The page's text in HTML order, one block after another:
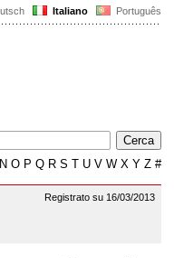
Italiano Português
N O P Q R S T U V W X Y Z #
Registrato su 16/03/2013